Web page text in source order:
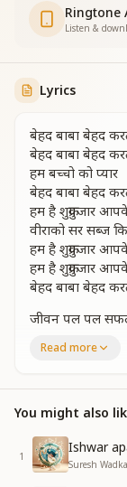
Ringtone
Listen &
Lyrics
बेहद बाबा बेहद
बेहद बाबा बेहद
हम बच्चो को प्यार
बेहद बाबा बेहद
हम है शुक्रगुजार आपके
वीराको सर सब्ज
हम है शुक्रगुजार आपके
हम है शुक्रगुजार आपके
बेहद बाबा बेहद
जीवन पल पल
जीवन पल पल
रोशनी राह में
आप समान हम बन
आप समान हम बन
पूछ रहा गुलजार
बेहद बाबा बेहद
Read more
You might also
1
Ishwar
Suresh